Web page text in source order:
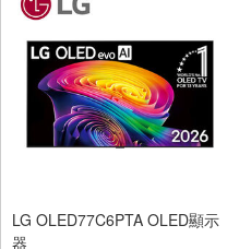
LG OLED77C6PTA OLED顯示
器